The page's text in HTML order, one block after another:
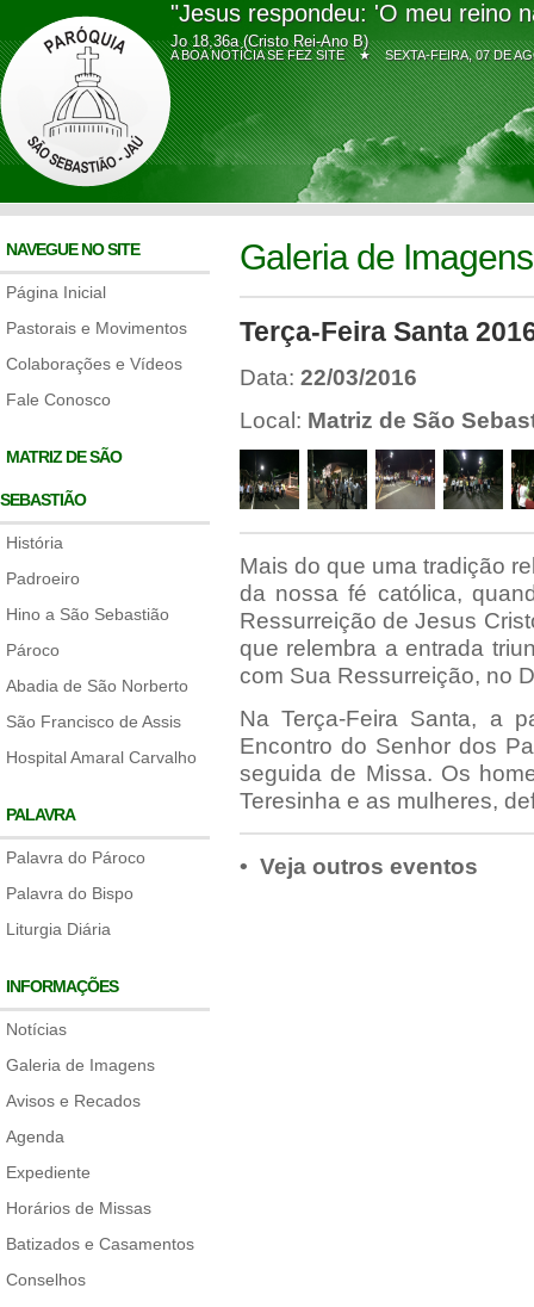
"Jesus respondeu: 'O meu reino
Jo 18,36a (Cristo Rei-Ano B)
A BOA NOTÍCIA SE FEZ SITE ★SEXTA-FEIRA, 07 DE
NAVEGUE NO SITE
Página Inicial
Pastorais e Movimentos
Colaborações e Vídeos
Fale Conosco
MATRIZ DE SÃO
SEBASTIÃO
História
Padroeiro
Hino a São Sebastião
Pároco
Abadia de São Norberto
São Francisco de Assis
Hospital Amaral Carvalho
PALAVRA
Palavra do Pároco
Palavra do Bispo
Liturgia Diária
INFORMAÇÕES
Notícias
Galeria de Imagens
Avisos e Recados
Agenda
Expediente
Horários de Missas
Batizados e Casamentos
Conselhos
Galeria de Imagens
Terça-Feira Santa
Data: 22/03/2016
Local: Matriz de São
Mais do que uma tradição
da nossa fé católica,
Ressurreição de Jesus
que relembra a entrada
com Sua Ressurreição, no
Na Terça-Feira Santa, a
Encontro do Senhor dos
seguida de Missa. Os
Teresinha e as mulheres,
• Veja outros eventos